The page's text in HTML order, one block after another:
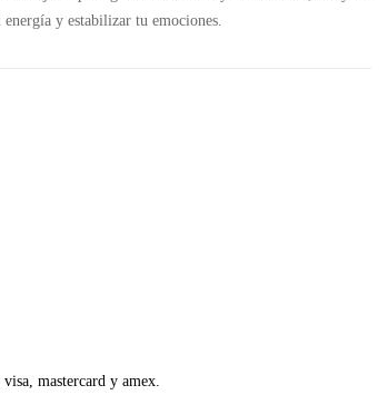
y estabilizar tu emociones.
mastercard y amex.